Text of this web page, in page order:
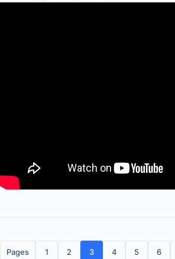
Pages 1 2 3 4 5 6